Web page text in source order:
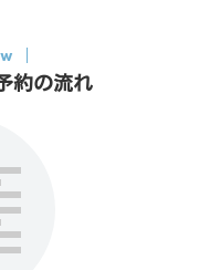
約の流れ